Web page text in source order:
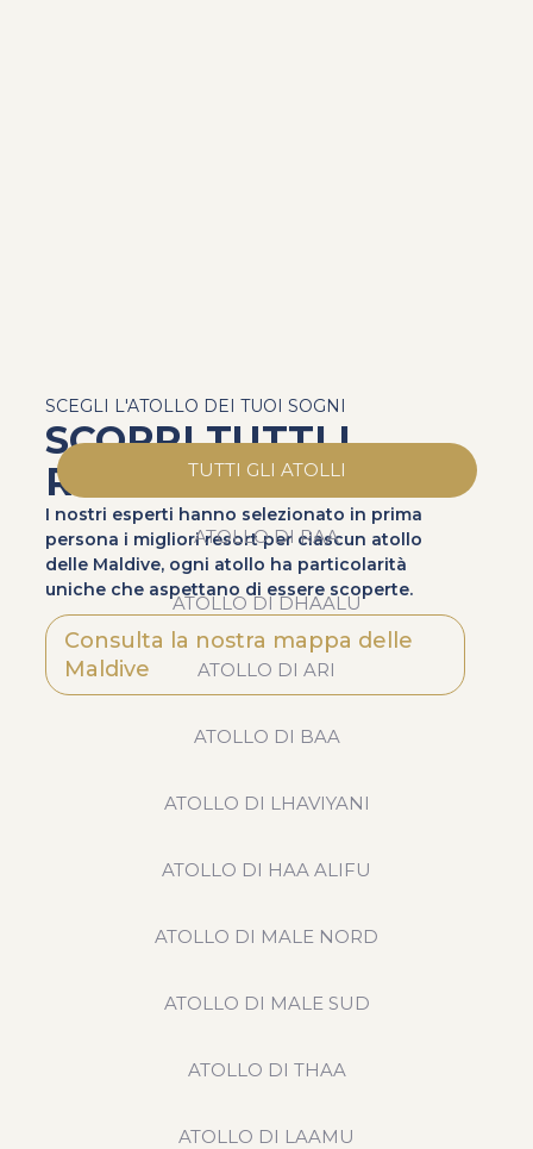
SCEGLI L'ATOLLO DEI TUOI SOGNI
SCOPRI TUTTI I
RESORT
I nostri esperti hanno selezionato in prima
persona i migliori resort per ciascun atollo
delle Maldive, ogni atollo ha particolarità
uniche che aspettano di essere scoperte.
Consulta la nostra mappa delle
Maldive
TUTTI GLI ATOLLI
ATOLLO DI RAA
ATOLLO DI DHAALU
ATOLLO DI ARI
ATOLLO DI BAA
ATOLLO DI LHAVIYANI
ATOLLO DI HAA ALIFU
ATOLLO DI MALE NORD
ATOLLO DI MALE SUD
ATOLLO DI THAA
ATOLLO DI LAAMU